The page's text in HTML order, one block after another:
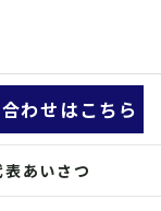
わせはこちら
表あいさつ